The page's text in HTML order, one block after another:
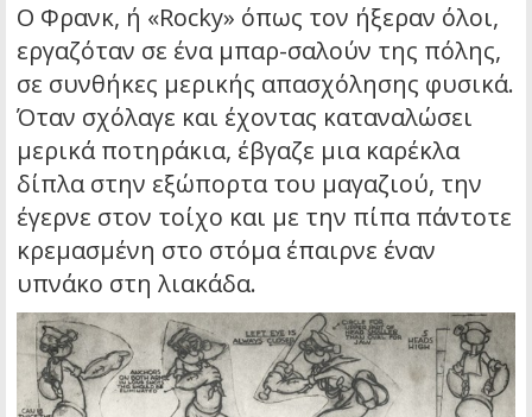
Ο Φρανκ, ή «Rocky» όπως τον ήξεραν όλοι,
εργαζόταν σε ένα μπαρ-σαλούν της πόλης,
σε συνθήκες μερικής απασχόλησης φυσικά.
Όταν σχόλαγε και έχοντας καταναλώσει
μερικά ποτηράκια, έβγαζε μια καρέκλα
δίπλα στην εξώπορτα του μαγαζιού, την
έγερνε στον τοίχο και με την πίπα πάντοτε
κρεμασμένη στο στόμα έπαιρνε έναν
υπνάκο στη λιακάδα.